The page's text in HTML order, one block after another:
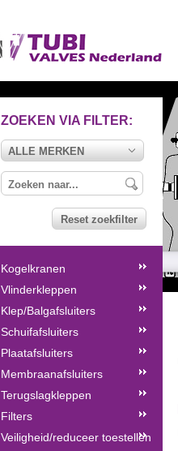
ZOEKEN VIA FILTER:
ALLE MERKEN
Reset zoekfilter
Kogelkranen
Vlinderkleppen
Klep/Balgafsluiters
Schuifafsluiters
Plaatafsluiters
Membraanafsluiters
Terugslagkleppen
Filters
Veiligheid/reduceer toestellen